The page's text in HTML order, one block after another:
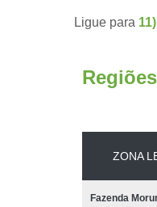
Ligue para
ZONA
Fazenda